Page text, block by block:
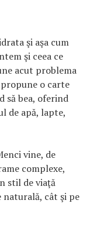
şi aşa cum
şi ceea ce
acut problema
o carte
să bea, oferind
de apă, lapte,
vine, de
complexe,
stil de viaţă
naturală, cât şi pe